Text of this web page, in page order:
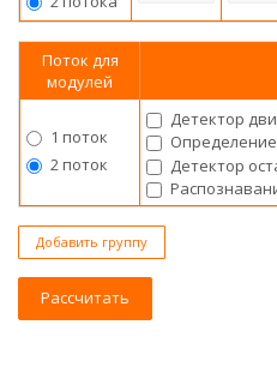
Поток для
модулей
1 поток
2 поток
Детектор
Детектор
Добавить группу
Рассчитать